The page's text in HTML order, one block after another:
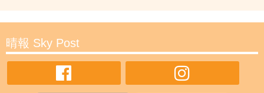
晴報 Sky Post